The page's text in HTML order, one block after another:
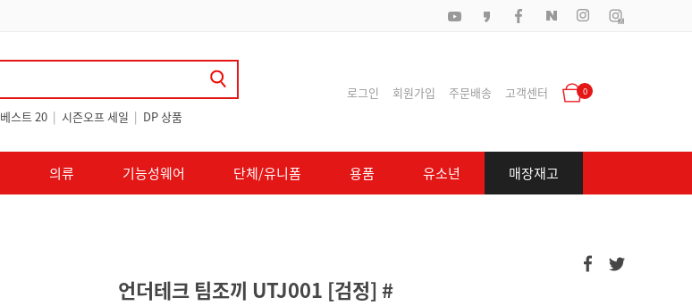
베스트 20 | 시즌오프 세일 | DP 상품
로그인 회원가입 주문배송 고객센터 0
의류 기능성웨어 단체/유니폼 용품 유소년 매장재고
언더테크 팀조끼 UTJ001 [검정] #